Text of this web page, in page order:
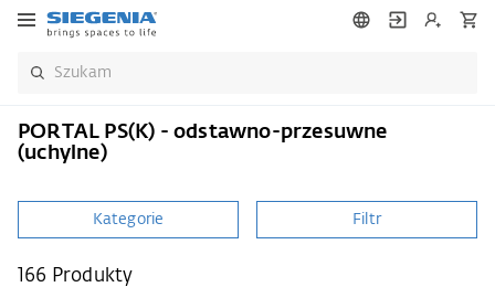
PORTAL PS(K) - odstawno-przesuwne
(uchylne)
Kategorie Filtr
166 Produkty